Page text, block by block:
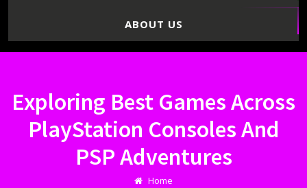
ABOUT US
Exploring Best Games Across
PlayStation Consoles And
PSP Adventures
Home